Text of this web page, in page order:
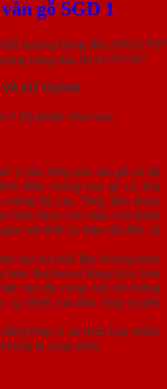
gỗ SGD 1
hàng đầu 0933.707707
SỬ DỤNG
5 bộ phận như sau:
2 tấm thép phủ vân gỗ có độ
điện chống han gỉ, có khả
độ cao. Thép tấm được
hình Pano cho mẫu cửa thêm
nội thất từ hiện đại đến cổ
tạo từ chất liệu Honeycomb
kèm Rockwool bông thủy tinh
tạo độ cứng. Lớp lõi chống
xạ nhiệt của đám cháy truyền
thép U và thép hộp nhằm
bị cong vênh.